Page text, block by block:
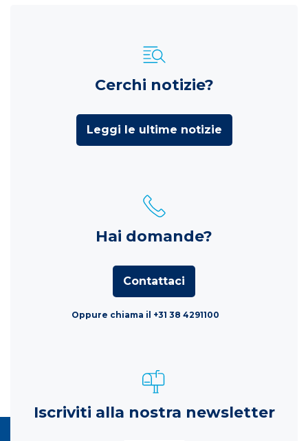
Cerchi notizie?
Leggi le ultime notizie
Hai domande?
Contattaci
Oppure chiama il +31 38 4291100
Iscriviti alla nostra newsletter